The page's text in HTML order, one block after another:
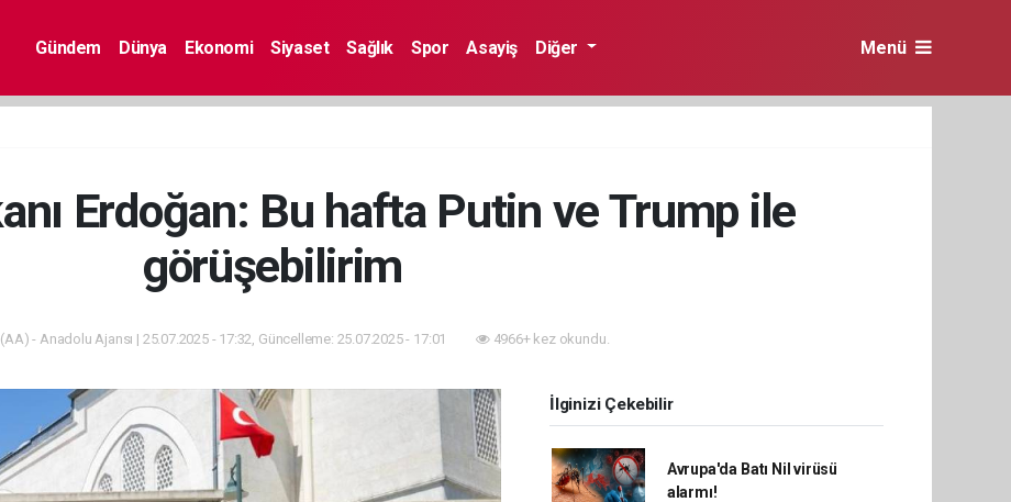
Gündem Dünya Ekonomi Siyaset Sağlık Spor Asayiş Diğer Menü
Erdoğan: Bu hafta Putin ve Trump ile
görüşebilirim
(AA) - Anadolu Ajansı | 25.07.2025 - 17:32, Güncelleme: 25.07.2025 - 17:01 4966+ kez okundu.
İlginizi Çekebilir
Avrupa'da Batı Nil virüsü
alarmı!